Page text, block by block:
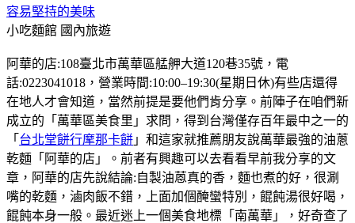
容易堅持的美味
小吃麵館 國內旅遊
阿華的店:108臺北市萬華區艋舺大道120巷35號，電
話:0223041018，營業時間:10:00–19:30(星期日休)有些店還得
在地人才會知道，當然前提是要他們肯分享。前陣子在咱們新
成立的「萬華區美食里」求問，得到台灣僅存百年最中之一的
「 台北堂餅行摩那卡餅 」和這家就推薦朋友說萬華最強的油蔥
乾麵「阿華的店」。前者有興趣可以去看看早前我分享的文
章，阿華的店先說結論:自製油蒽真的香，麵也煮的好，很涮
嘴的乾麵，滷肉飯不錯，上面加個醃蠻特別，餛飩湯很好喝，
餛飩本身一般。最近迷上一個美食地標「南萬華」，好奇查了